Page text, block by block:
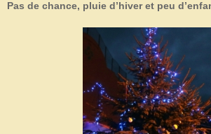
Pas de chance, pluie d’hiver et peu